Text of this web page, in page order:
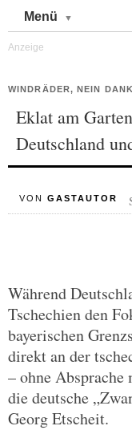
Menü
WINDRÄDER, NEIN
Eklat am
Deutschland
VON GASTAUTOR
Während
Tschechien den
bayerischen
direkt an der
– ohne Absprache
die deutsche
Georg Etscheit.